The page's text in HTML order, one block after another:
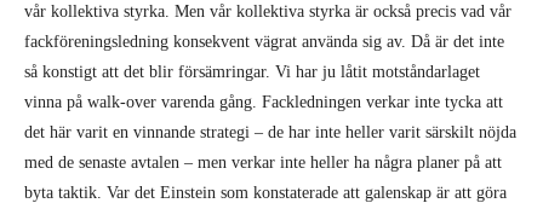
vår kollektiva styrka. Men vår kollektiva styrka är också precis vad vår
fackföreningsledning konsekvent vägrat använda sig av. Då är det inte
så konstigt att det blir försämringar. Vi har ju låtit motståndarlaget
vinna på walk-over varenda gång. Fackledningen verkar inte tycka att
det här varit en vinnande strategi – de har inte heller varit särskilt nöjda
med de senaste avtalen – men verkar inte heller ha några planer på att
byta taktik. Var det Einstein som konstaterade att galenskap är att göra